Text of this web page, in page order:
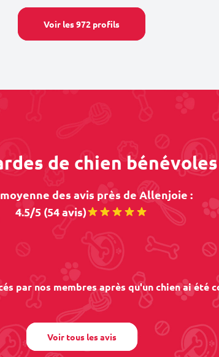
Voir les 972 profils
de chien
des avis près de Allenjoie :
4.5/5 (54 avis)
par nos membres après qu'un chien ai été
Voir tous les avis